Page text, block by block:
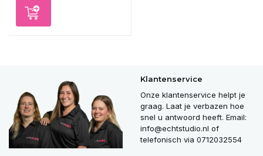
Klantenservice
Onze klantenservice helpt je
graag. Laat je verbazen hoe
snel u antwoord heeft. Email:
info@echtstudio.nl of
telefonisch via 0712032554